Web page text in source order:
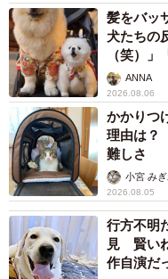
髪をバッ
犬たちの
（笑）」
ANNA
2026.08.06
かかりつ
理由は？
難しさ
小宮 み
2026.08.05
行方不明
見 賢い
作自演だ